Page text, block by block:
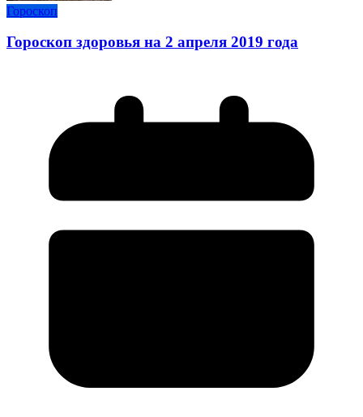
Гороскоп
Гороскоп здоровья на 2 апреля 2019 года